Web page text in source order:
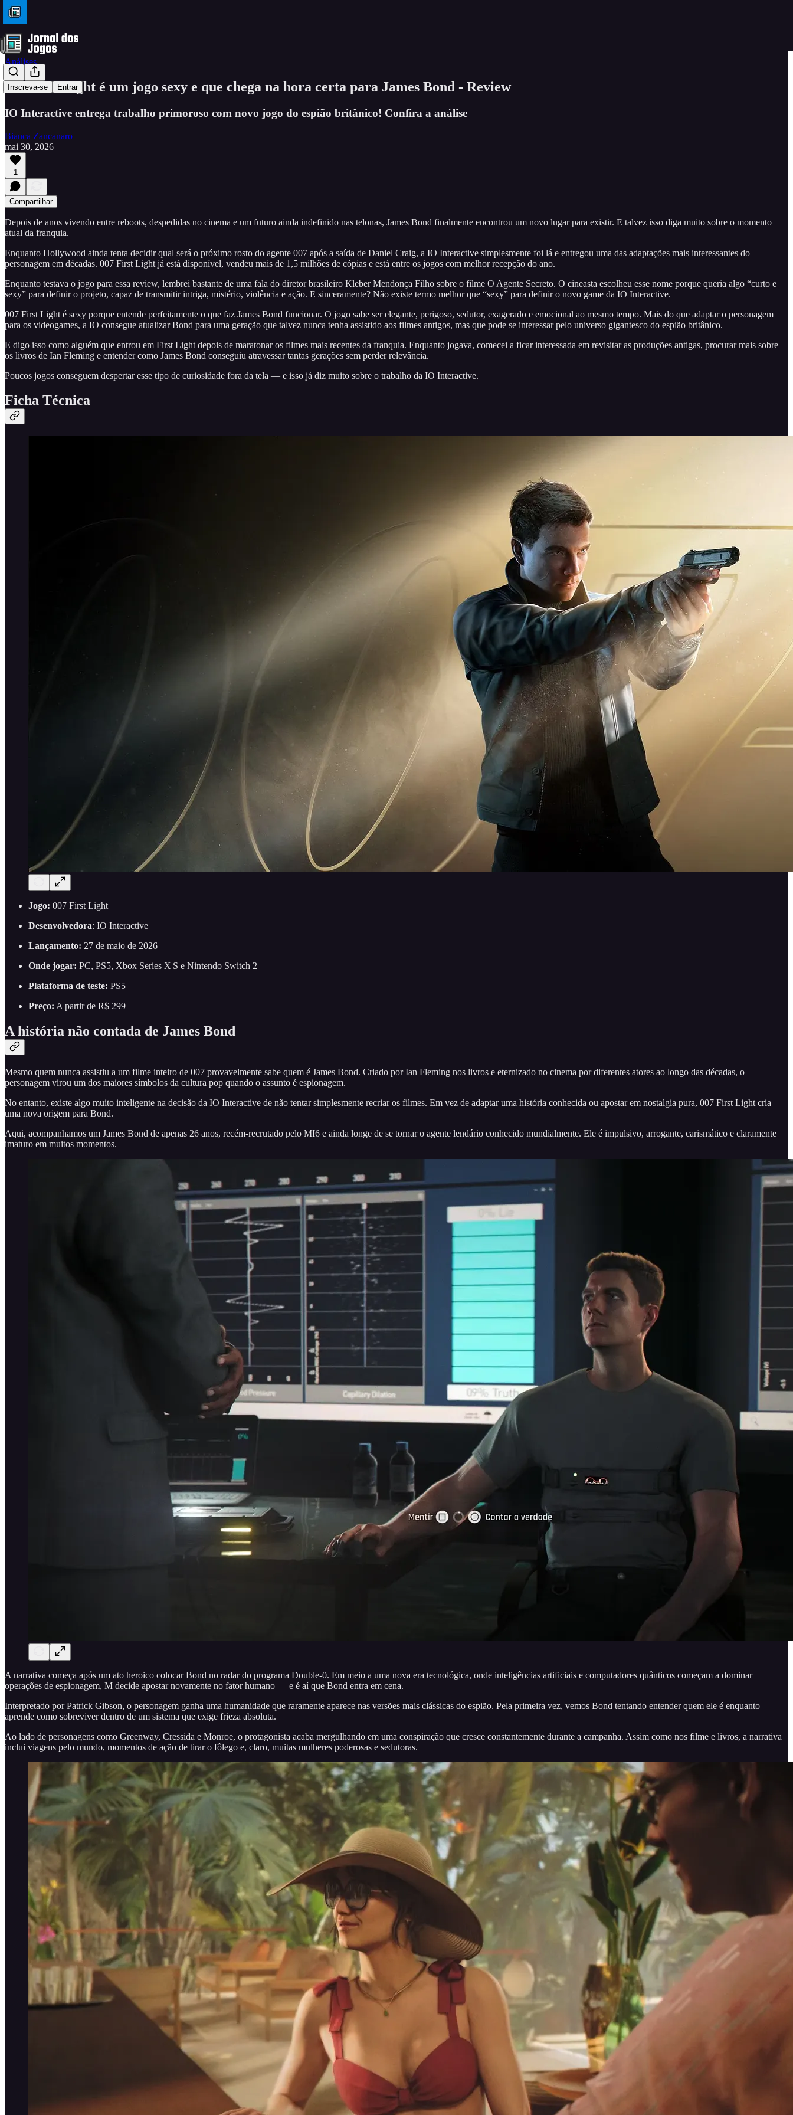
Inscreva-se Entrar
Análises
007 First Light é um jogo sexy e que chega na hora certa para James Bond - Review
IO Interactive entrega trabalho primoroso com novo jogo do espião britânico! Confira a análise
Bianca Zancanaro
mai 30, 2026
1
Compartilhar
Depois de anos vivendo entre reboots, despedidas no cinema e um futuro ainda indefinido nas telonas, James Bond finalmente encontrou um novo lugar para existir. E talvez isso diga muito sobre o momento
atual da franquia.
Enquanto Hollywood ainda tenta decidir qual será o próximo rosto do agente 007 após a saída de Daniel Craig, a IO Interactive simplesmente foi lá e entregou uma das adaptações mais interessantes do
personagem em décadas. 007 First Light já está disponível, vendeu mais de 1,5 milhões de cópias e está entre os jogos com melhor recepção do ano.
Enquanto testava o jogo para essa review, lembrei bastante de uma fala do diretor brasileiro Kleber Mendonça Filho sobre o filme O Agente Secreto. O cineasta escolheu esse nome porque queria algo “curto e
sexy” para definir o projeto, capaz de transmitir intriga, mistério, violência e ação. E sinceramente? Não existe termo melhor que “sexy” para definir o novo game da IO Interactive.
007 First Light é sexy porque entende perfeitamente o que faz James Bond funcionar. O jogo sabe ser elegante, perigoso, sedutor, exagerado e emocional ao mesmo tempo. Mais do que adaptar o personagem
para os videogames, a IO consegue atualizar Bond para uma geração que talvez nunca tenha assistido aos filmes antigos, mas que pode se interessar pelo universo gigantesco do espião britânico.
E digo isso como alguém que entrou em First Light depois de maratonar os filmes mais recentes da franquia. Enquanto jogava, comecei a ficar interessada em revisitar as produções antigas, procurar mais sobre
os livros de Ian Fleming e entender como James Bond conseguiu atravessar tantas gerações sem perder relevância.
Poucos jogos conseguem despertar esse tipo de curiosidade fora da tela — e isso já diz muito sobre o trabalho da IO Interactive.
Ficha Técnica
Jogo: 007 First Light
Desenvolvedora: IO Interactive
Lançamento: 27 de maio de 2026
Onde jogar: PC, PS5, Xbox Series X|S e Nintendo Switch 2
Plataforma de teste: PS5
Preço: A partir de R$ 299
A história não contada de James Bond
Mesmo quem nunca assistiu a um filme inteiro de 007 provavelmente sabe quem é James Bond. Criado por Ian Fleming nos livros e eternizado no cinema por diferentes atores ao longo das décadas, o
personagem virou um dos maiores símbolos da cultura pop quando o assunto é espionagem.
No entanto, existe algo muito inteligente na decisão da IO Interactive de não tentar simplesmente recriar os filmes. Em vez de adaptar uma história conhecida ou apostar em nostalgia pura, 007 First Light cria
uma nova origem para Bond.
Aqui, acompanhamos um James Bond de apenas 26 anos, recém-recrutado pelo MI6 e ainda longe de se tornar o agente lendário conhecido mundialmente. Ele é impulsivo, arrogante, carismático e claramente
imaturo em muitos momentos.
A narrativa começa após um ato heroico colocar Bond no radar do programa Double-0. Em meio a uma nova era tecnológica, onde inteligências artificiais e computadores quânticos começam a dominar
operações de espionagem, M decide apostar novamente no fator humano — e é aí que Bond entra em cena.
Interpretado por Patrick Gibson, o personagem ganha uma humanidade que raramente aparece nas versões mais clássicas do espião. Pela primeira vez, vemos Bond tentando entender quem ele é enquanto
aprende como sobreviver dentro de um sistema que exige frieza absoluta.
Ao lado de personagens como Greenway, Cressida e Monroe, o protagonista acaba mergulhando em uma conspiração que cresce constantemente durante a campanha. Assim como nos filme e livros, a narrativa
inclui viagens pelo mundo, momentos de ação de tirar o fôlego e, claro, muitas mulheres poderosas e sedutoras.